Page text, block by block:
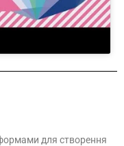
для створення